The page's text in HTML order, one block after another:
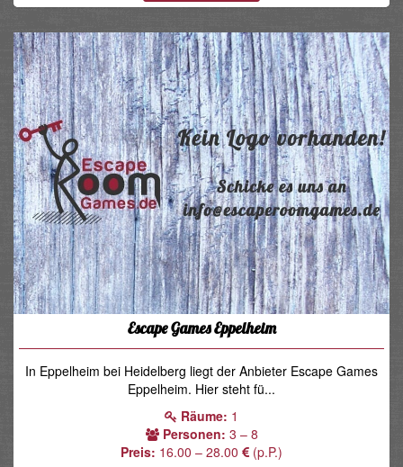
Escape Games Eppelheim
In Eppelheim bei Heidelberg liegt der Anbieter Escape Games
Eppelheim. Hier steht fü...
Räume: 1
Personen: 3 – 8
Preis: 16.00 – 28.00 (p.P.)